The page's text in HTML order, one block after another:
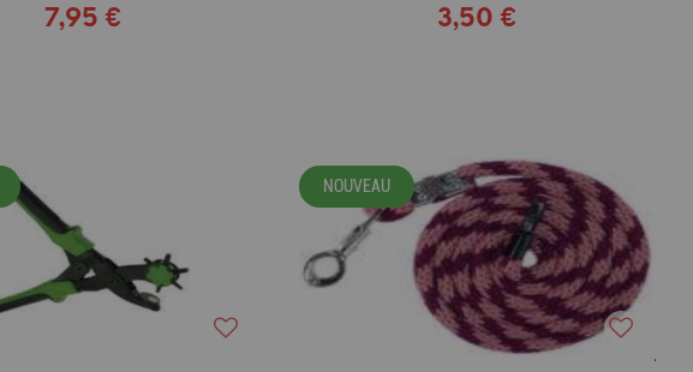
7,95 € 3,50 €
NOUVEAU